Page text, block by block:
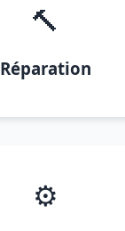
🔨
Réparation
⚙️